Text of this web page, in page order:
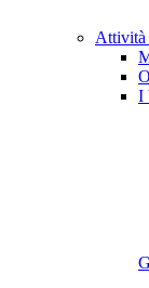
Attività
I